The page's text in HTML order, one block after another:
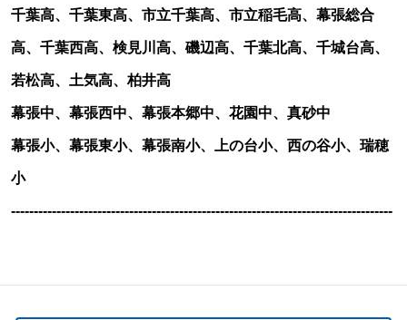
千葉高、千葉東高、市立千葉高、市立稲毛高、幕張総合
高、千葉西高、検見川高、磯辺高、千葉北高、千城台高、
若松高、土気高、柏井高
幕張中、幕張西中、幕張本郷中、花園中、真砂中
幕張小、幕張東小、幕張南小、上の台小、西の谷小、瑞穂
小
------------------------------------------------------------------------------------